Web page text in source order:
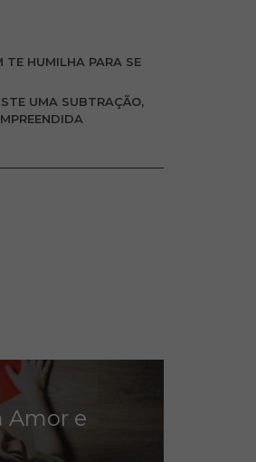
TE HUMILHA PARA SE
UMA SUBTRAÇÃO,
Amor e